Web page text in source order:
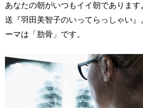
あなたの朝がいつもイイ朝でありま
送『羽田美智子のいってらっしゃい
ーマは「肋骨」です。